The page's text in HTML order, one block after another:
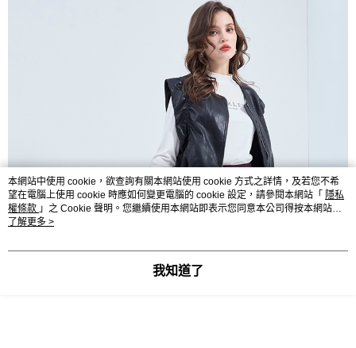
本網站中使用 cookie，欲查詢有關本網站使用 cookie 方式之詳情，及若您不希
望在電腦上使用 cookie 時應如何變更電腦的 cookie 設定，請參閱本網站「 隱私
權條款 」之 Cookie 聲明。您繼續使用本網站即表示您同意本公司得按本網站使
用條款之 Cookie 聲明使用 cookie。
了解更多 >
我知道了